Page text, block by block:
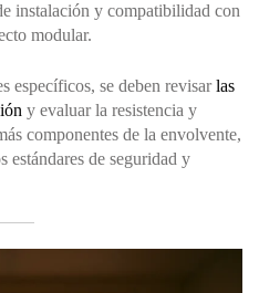
instalación y compatibilidad con
modular.
específicos, se deben revisarlas
y evaluar la resistencia y
componentes de la envolvente,
estándares de seguridad y